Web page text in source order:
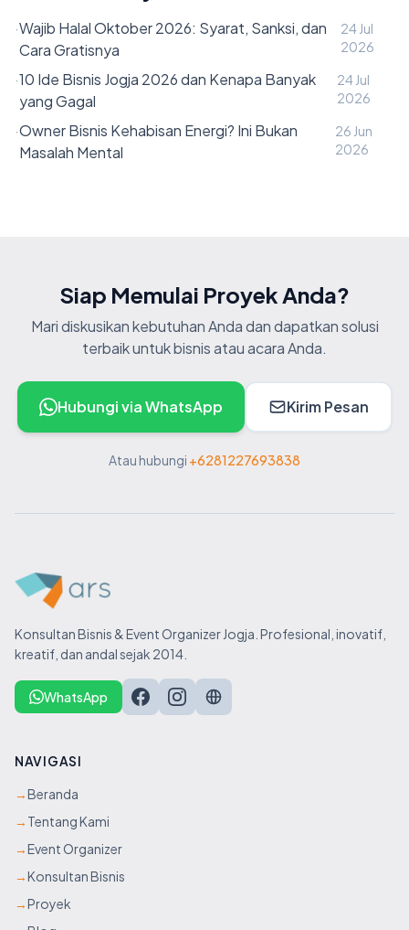
·Wajib Halal Oktober 2026: Syarat, Sanksi, dan
Cara Gratisnya
24 Jul
2026
·10 Ide Bisnis Jogja 2026 dan Kenapa Banyak
yang Gagal
24 Jul
2026
·Owner Bisnis Kehabisan Energi? Ini Bukan
Masalah Mental
26 Jun
2026
Siap Memulai Proyek Anda?
Mari diskusikan kebutuhan Anda dan dapatkan solusi
terbaik untuk bisnis atau acara Anda.
Hubungi via WhatsApp Kirim Pesan
Atau hubungi +6281227693838
Konsultan Bisnis & Event Organizer Jogja. Profesional, inovatif,
kreatif, dan andal sejak 2014.
WhatsApp
NAVIGASI
→Beranda
→ Tentang Kami
→Event Organizer
→Konsultan Bisnis
→Proyek